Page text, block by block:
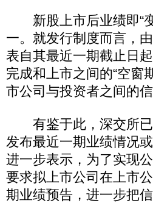
新股上市后业绩即“变
一。就发行制度而言，
表自其最近一期截止日
完成和上市之间的“空窗
市公司与投资者之间的
有鉴于此，深交所已
发布最近一期业绩情况
进一步表示，为了实现
要求拟上市公司在上市
期业绩预告，进一步把